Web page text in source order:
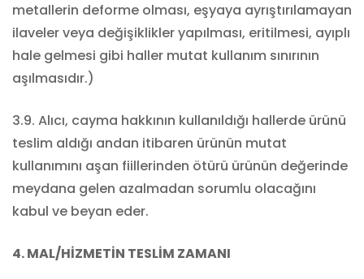
metallerin deforme olması, eşyaya ayrıştırılamayan
ilaveler veya değişiklikler yapılması, eritilmesi, ayıplı
hale gelmesi gibi haller mutat kullanım sınırının
aşılmasıdır.)
3.9. Alıcı, cayma hakkının kullanıldığı hallerde ürünü
teslim aldığı andan itibaren ürünün mutat
kullanımını aşan fiillerinden ötürü ürünün değerinde
meydana gelen azalmadan sorumlu olacağını
kabul ve beyan eder.
4. MAL/HİZMETİN TESLİM ZAMANI